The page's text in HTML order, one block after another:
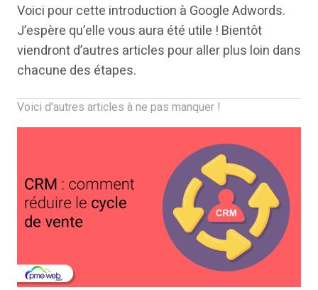
Voici pour cette introduction à Google Adwords.
J’espère qu’elle vous aura été utile ! Bientôt
viendront d’autres articles pour aller plus loin dans
chacune des étapes.
Voici d'autres articles à ne pas manquer !